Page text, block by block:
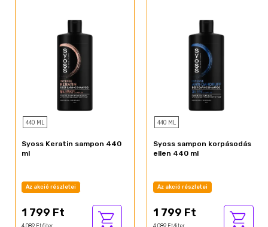
440 ML
Syoss Keratin sampon 440
ml
Az akció részletei
1 799 Ft
440 ML
Syoss sampon korpásodás
ellen 440 ml
Az akció részletei
1 799 Ft